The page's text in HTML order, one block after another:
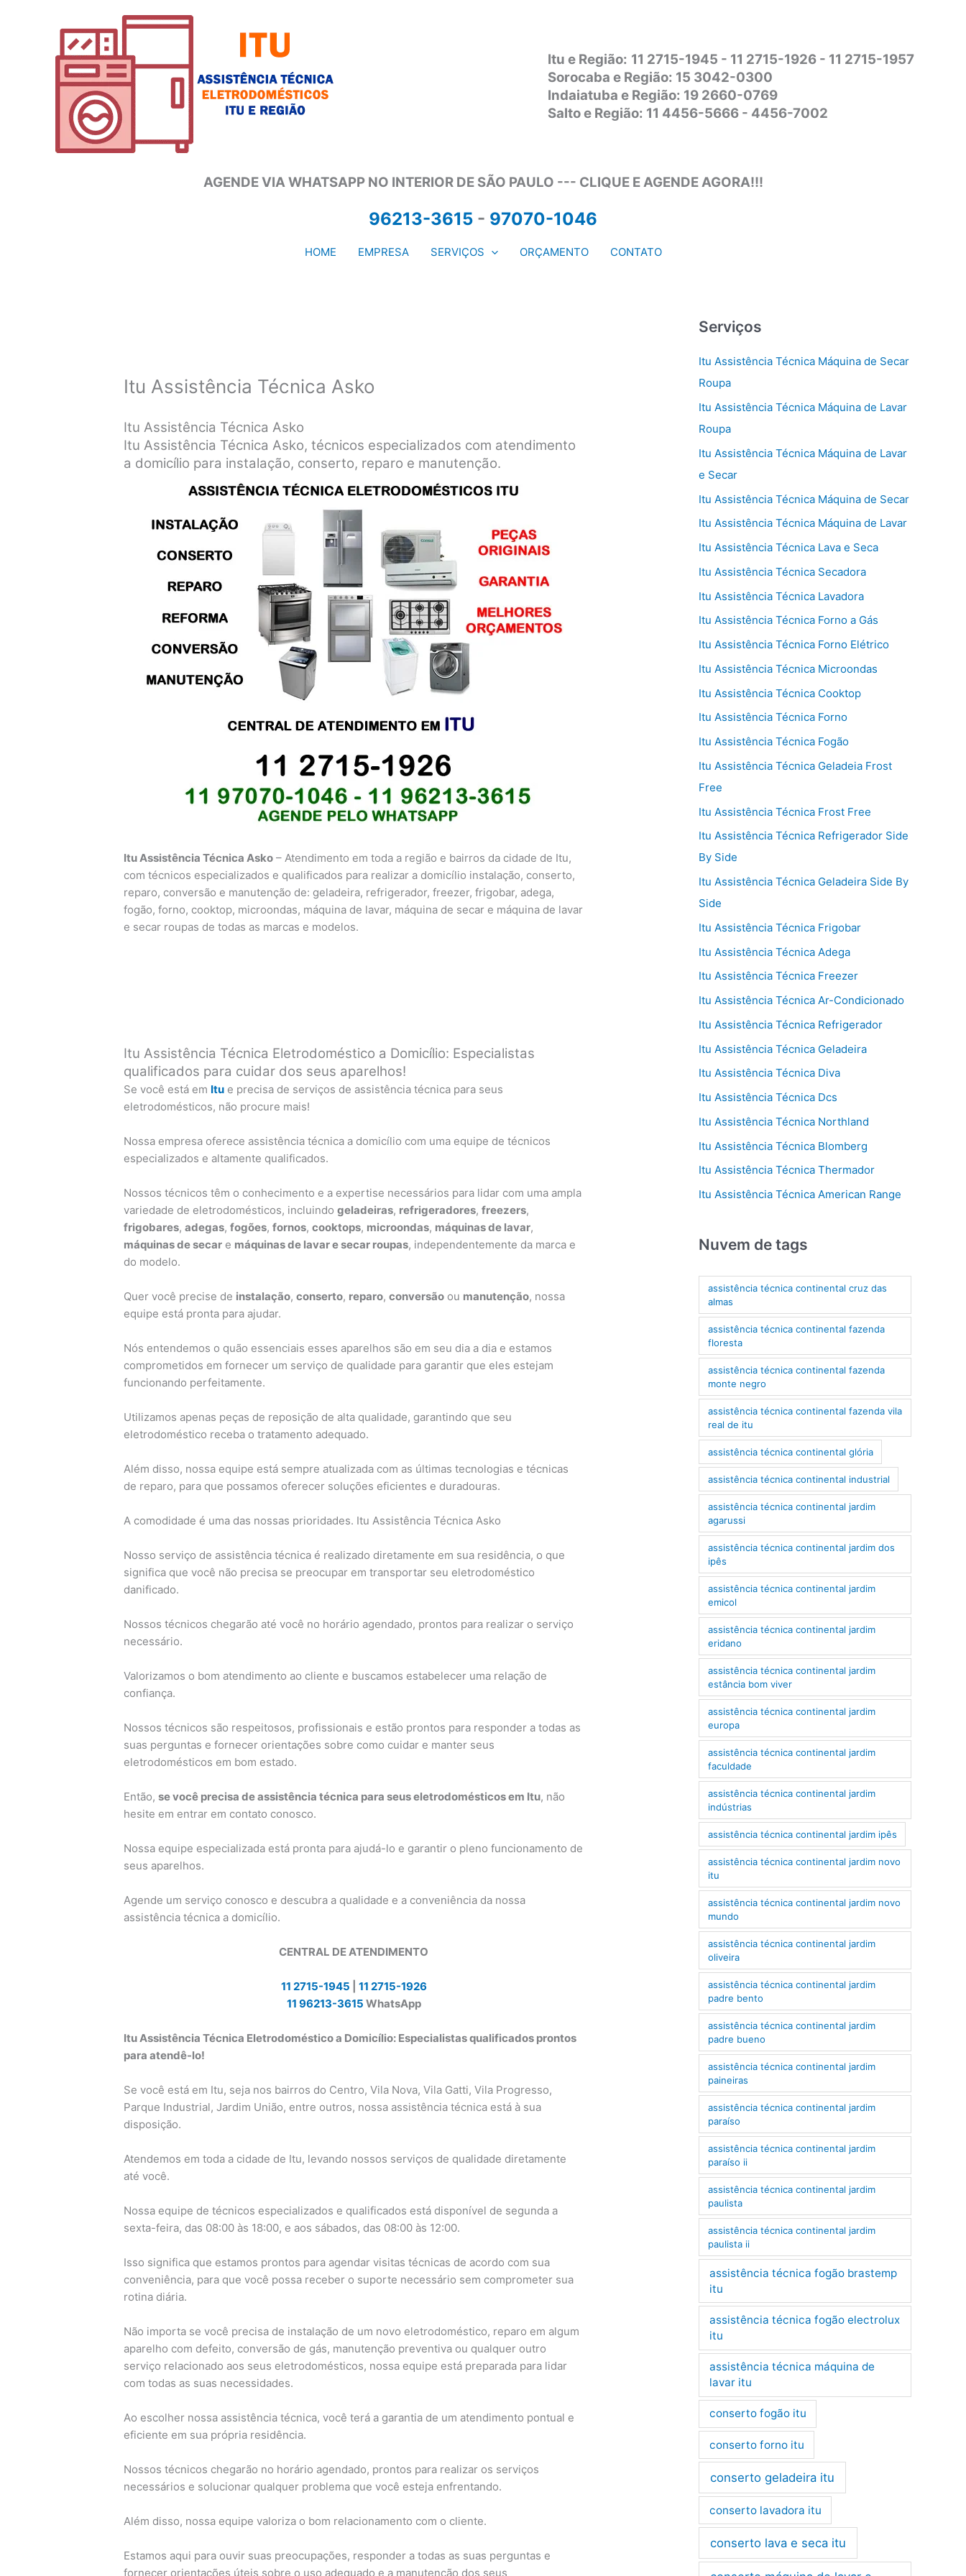
Itu e Região: 11 2715-1945 - 11 2715-1926 - 11 2715-1957
Sorocaba e Região: 15 3042-0300
Indaiatuba e Região: 19 2660-0769
Salto e Região: 11 4456-5666 - 4456-7002
AGENDE VIA WHATSAPP NO INTERIOR DE SÃO PAULO --- CLIQUE E AGENDE AGORA!!!
96213-3615 - 97070-1046
HOME EMPRESA SERVIÇOS ORÇAMENTO CONTATO
Itu Assistência Técnica Asko
Itu Assistência Técnica Asko
Itu Assistência Técnica Asko, técnicos especializados com atendimento
a domicílio para instalação, conserto, reparo e manutenção.
Itu Assistência Técnica Asko – Atendimento em toda a região e bairros da cidade de Itu,
com técnicos especializados e qualificados para realizar a domicílio instalação, conserto,
reparo, conversão e manutenção de: geladeira, refrigerador, freezer, frigobar, adega,
fogão, forno, cooktop, microondas, máquina de lavar, máquina de secar e máquina de lavar
e secar roupas de todas as marcas e modelos.
Itu Assistência Técnica Eletrodoméstico a Domicílio: Especialistas
qualificados para cuidar dos seus aparelhos!
Se você está em Itu e precisa de serviços de assistência técnica para seus
eletrodomésticos, não procure mais!
Nossa empresa oferece assistência técnica a domicílio com uma equipe de técnicos
especializados e altamente qualificados.
Nossos técnicos têm o conhecimento e a expertise necessários para lidar com uma ampla
variedade de eletrodomésticos, incluindogeladeiras, refrigeradores,freezers,
frigobares,adegas,fogões,fornos,cooktops, microondas, máquinas de lavar,
máquinas de secar e máquinas de lavar e secar roupas, independentemente da marca e
do modelo.
Quer você precise de instalação,conserto, reparo,conversão ou manutenção, nossa
equipe está pronta para ajudar.
Nós entendemos o quão essenciais esses aparelhos são em seu dia a dia e estamos
comprometidos em fornecer um serviço de qualidade para garantir que eles estejam
funcionando perfeitamente.
Utilizamos apenas peças de reposição de alta qualidade, garantindo que seu
eletrodoméstico receba o tratamento adequado.
Além disso, nossa equipe está sempre atualizada com as últimas tecnologias e técnicas
de reparo, para que possamos oferecer soluções eficientes e duradouras.
A comodidade é uma das nossas prioridades. Itu Assistência Técnica Asko
Nosso serviço de assistência técnica é realizado diretamente em sua residência, o que
significa que você não precisa se preocupar em transportar seu eletrodoméstico
danificado.
Nossos técnicos chegarão até você no horário agendado, prontos para realizar o serviço
necessário.
Valorizamos o bom atendimento ao cliente e buscamos estabelecer uma relação de
confiança.
Nossos técnicos são respeitosos, profissionais e estão prontos para responder a todas as
suas perguntas e fornecer orientações sobre como cuidar e manter seus
eletrodomésticos em bom estado.
Então,se você precisa de assistência técnica para seus eletrodomésticos em Itu, não
hesite em entrar em contato conosco.
Nossa equipe especializada está pronta para ajudá-lo e garantir o pleno funcionamento de
seus aparelhos.
Agende um serviço conosco e descubra a qualidade e a conveniência da nossa
assistência técnica a domicílio.
CENTRAL DE ATENDIMENTO
11 2715-1945
11 2715-1926
11 96213-3615 WhatsApp
Itu Assistência Técnica Eletrodoméstico a Domicílio: Especialistas qualificados prontos
para atendê-lo!
Se você está em Itu, seja nos bairros do Centro, Vila Nova, Vila Gatti, Vila Progresso,
Parque Industrial, Jardim União, entre outros, nossa assistência técnica está à sua
disposição.
Atendemos em toda a cidade de Itu, levando nossos serviços de qualidade diretamente
até você.
Nossa equipe de técnicos especializados e qualificados está disponível de segunda a
sexta-feira, das 08:00 às 18:00, e aos sábados, das 08:00 às 12:00.
Isso significa que estamos prontos para agendar visitas técnicas de acordo com sua
conveniência, para que você possa receber o suporte necessário sem comprometer sua
rotina diária.
Não importa se você precisa de instalação de um novo eletrodoméstico, reparo em algum
aparelho com defeito, conversão de gás, manutenção preventiva ou qualquer outro
serviço relacionado aos seus eletrodomésticos, nossa equipe está preparada para lidar
com todas as suas necessidades.
Ao escolher nossa assistência técnica, você terá a garantia de um atendimento pontual e
eficiente em sua própria residência.
Nossos técnicos chegarão no horário agendado, prontos para realizar os serviços
necessários e solucionar qualquer problema que você esteja enfrentando.
Além disso, nossa equipe valoriza o bom relacionamento com o cliente.
Estamos aqui para ouvir suas preocupações, responder a todas as suas perguntas e
fornecer orientações úteis sobre o uso adequado e a manutenção dos seus
Serviços
Itu Assistência Técnica Máquina de Secar
Roupa
Itu Assistência Técnica Máquina de Lavar
Roupa
Itu Assistência Técnica Máquina de Lavar
e Secar
Itu Assistência Técnica Máquina de Secar
Itu Assistência Técnica Máquina de Lavar
Itu Assistência Técnica Lava e Seca
Itu Assistência Técnica Secadora
Itu Assistência Técnica Lavadora
Itu Assistência Técnica Forno a Gás
Itu Assistência Técnica Forno Elétrico
Itu Assistência Técnica Microondas
Itu Assistência Técnica Cooktop
Itu Assistência Técnica Forno
Itu Assistência Técnica Fogão
Itu Assistência Técnica Geladeia Frost
Free
Itu Assistência Técnica Frost Free
Itu Assistência Técnica Refrigerador Side
By Side
Itu Assistência Técnica Geladeira Side By
Side
Itu Assistência Técnica Frigobar
Itu Assistência Técnica Adega
Itu Assistência Técnica Freezer
Itu Assistência Técnica Ar-Condicionado
Itu Assistência Técnica Refrigerador
Itu Assistência Técnica Geladeira
Itu Assistência Técnica Diva
Itu Assistência Técnica Dcs
Itu Assistência Técnica Northland
Itu Assistência Técnica Blomberg
Itu Assistência Técnica Thermador
Itu Assistência Técnica American Range
Nuvem de tags
assistência técnica continental cruz das
almas
assistência técnica continental fazenda
floresta
assistência técnica continental fazenda
monte negro
assistência técnica continental fazenda vila
real de itu
assistência técnica continental glória
assistência técnica continental industrial
assistência técnica continental jardim
agarussi
assistência técnica continental jardim dos
ipês
assistência técnica continental jardim
emicol
assistência técnica continental jardim
eridano
assistência técnica continental jardim
estância bom viver
assistência técnica continental jardim
europa
assistência técnica continental jardim
faculdade
assistência técnica continental jardim
indústrias
assistência técnica continental jardim ipês
assistência técnica continental jardim novo
itu
assistência técnica continental jardim novo
mundo
assistência técnica continental jardim
oliveira
assistência técnica continental jardim
padre bento
assistência técnica continental jardim
padre bueno
assistência técnica continental jardim
paineiras
assistência técnica continental jardim
paraíso
assistência técnica continental jardim
paraíso ii
assistência técnica continental jardim
paulista
assistência técnica continental jardim
paulista ii
assistência técnica fogão brastemp
itu
assistência técnica fogão electrolux
itu
assistência técnica máquina de
lavar itu
conserto fogão itu
conserto forno itu
conserto geladeira itu
conserto lavadora itu
conserto lava e seca itu